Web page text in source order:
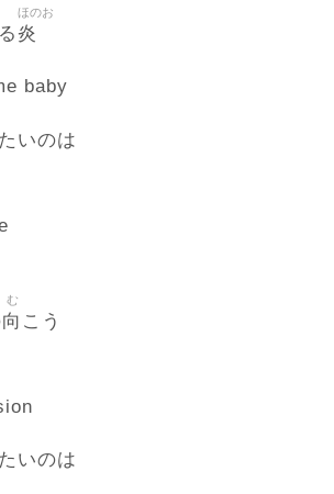
炎
ほのお
baby
いのは
向
む
こう
いのは